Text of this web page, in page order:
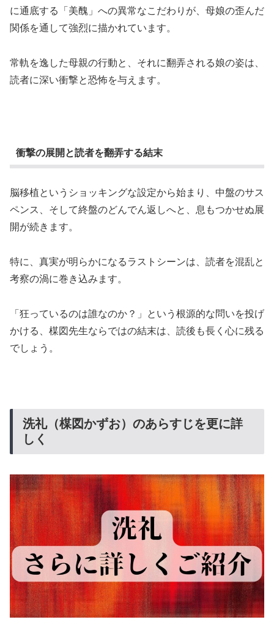
に通底する「美醜」への異常なこだわりが、母娘の歪んだ
関係を通して強烈に描かれています。
常軌を逸した母親の行動と、それに翻弄される娘の姿は、
読者に深い衝撃と恐怖を与えます。
衝撃の展開と読者を翻弄する結末
脳移植というショッキングな設定から始まり、中盤のサス
ペンス、そして終盤のどんでん返しへと、息もつかせぬ展
開が続きます。
特に、真実が明らかになるラストシーンは、読者を混乱と
考察の渦に巻き込みます。
「狂っているのは誰なのか？」という根源的な問いを投げ
かける、楳図先生ならではの結末は、読後も長く心に残る
でしょう。
洗礼（楳図かずお）のあらすじを更に詳
しく